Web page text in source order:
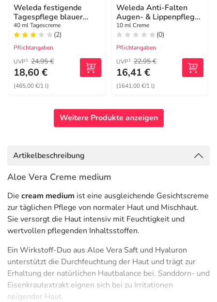
Weleda festigende
Tagespflege blauer
Enzian & Edelweiss
40 ml Tagescreme
(2)
Pflichtangaben
UVP1 24,95 €
18,60 €
(465,00 €/1 l)
Weleda Anti-Falten
Augen- & Lippenpflege
blauer Enzian &
Edelweiss
10 ml Creme
(0)
Pflichtangaben
UVP1 22,95 €
16,41 €
(1641,00 €/1 l)
Weitere Produkte anzeigen
Artikelbeschreibung
Aloe Vera Creme medium
Die cream medium ist eine ausgleichende Gesichtscreme
zur täglichen Pflege von normaler Haut und Mischhaut.
Sie versorgt die Haut intensiv mit Feuchtigkeit und
wertvollen pflegenden Inhaltsstoffen.
Ein Wirkstoff-Duo aus Aloe Vera Saft und Hyaluron
unterstützt die Durchfeuchtung der Haut und trägt zur
Erhaltung der natürlichen Hautbalance bei. Sanddorn- und
Eisenkrautextrakt eignen sich bei zu Irritationen
neigender Haut.